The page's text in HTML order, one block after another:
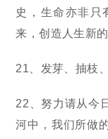
史，生命亦非只
来，创造人生新
21、发芽、抽枝
22、努力请从今
河中，我们所做